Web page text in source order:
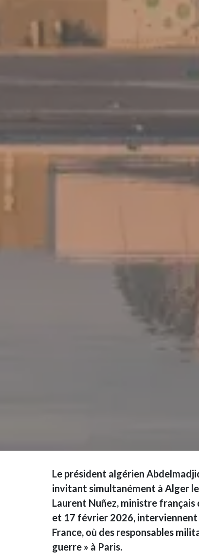
Le président algérien
invitant simultanément à Alger
Laurent Nuñez, ministre français
et 17 février 2026, interviennent
France, où des responsables
guerre » à Paris.